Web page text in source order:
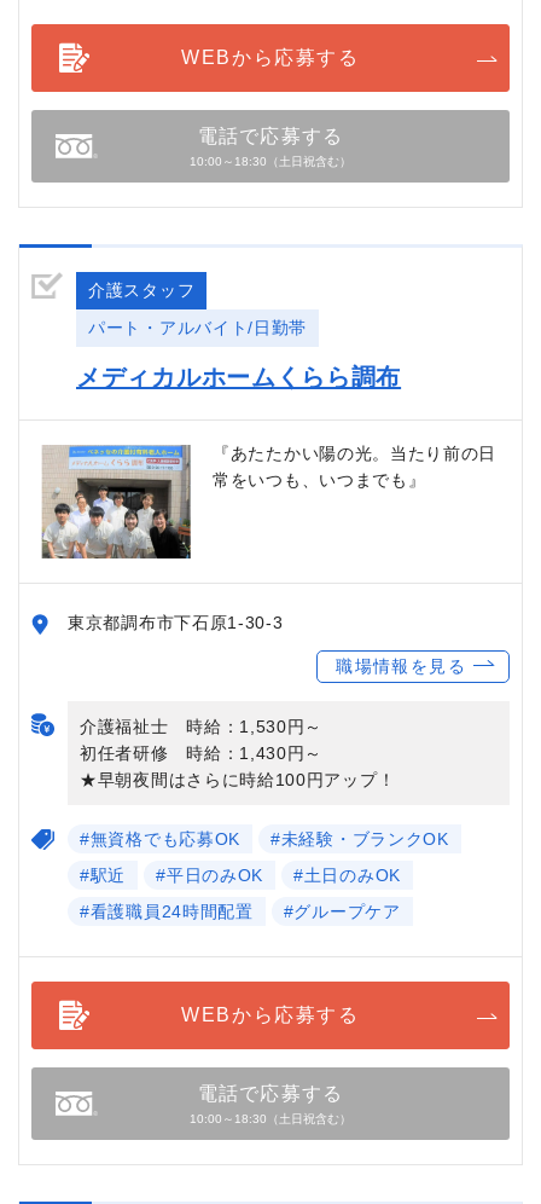
WEBから応募する
電話で応募する
10:00～18:30（土日祝含む）
介護スタッフ
パート・アルバイト/日勤帯
メディカルホームくらら調布
『あたたかい陽の光。当たり前の日
常をいつも、いつまでも』
東京都調布市下石原1-30-3
職場情報を見る
介護福祉士 時給：1,530円～
初任者研修 時給：1,430円～
★早朝夜間はさらに時給100円アップ！
#無資格でも応募OK
#未経験・ブランクOK
#駅近
#平日のみOK
#土日のみOK
#看護職員24時間配置
#グループケア
WEBから応募する
電話で応募する
10:00～18:30（土日祝含む）